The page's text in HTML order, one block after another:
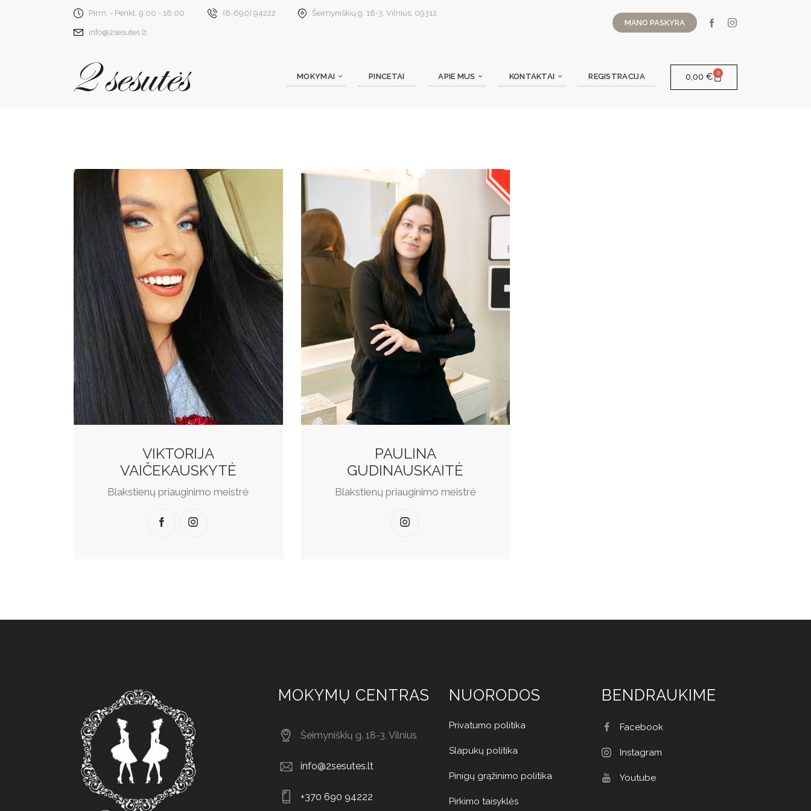
Pirm. - Penkt. 9:00 - 18:00 (8-690) 94222 Šeimyniškių g. 18-3, Vilnius, 09312
info@2sesutes.lt
MANO PASKYRA
MOKYMAI PINCETAI APIE MUS KONTAKTAI REGISTRACIJA 0,00 € 0
VIKTORIJA
VAIČEKAUSKYTĖ
Blakstienų priauginimo meistrė
PAULINA
GUDINAUSKAITĖ
Blakstienų priauginimo meistrė
MOKYMŲ CENTRAS
Šeimyniškių g. 18-3, Vilnius
info@2sesutes.lt
+370 690 94222
NUORODOS
Privatumo politika
Slapukų politika
Pinigų grąžinimo politika
Pirkimo taisyklės
BENDRAUKIME
Facebook
Instagram
Youtube